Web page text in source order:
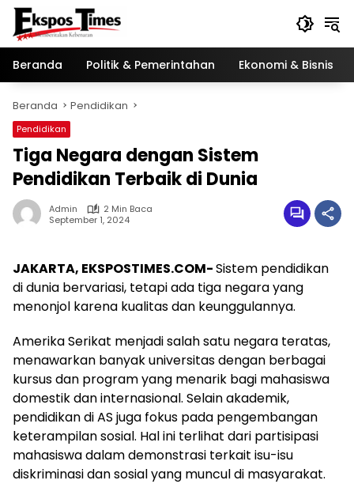
Langsung
konten
Beranda
Politik & Pemerintahan Ekonomi & Bisnis
Beranda Pendidikan
Pendidikan
Tiga Negara dengan Sistem
Pendidikan Terbaik di Dunia
Admin
2 Min Baca
September 1, 2024
JAKARTA, EKSPOSTIMES.COM-Sistem pendidikan
di dunia bervariasi, tetapi ada tiga negara yang
menonjol karena kualitas dan keunggulannya.
Amerika Serikat menjadi salah satu negara teratas,
menawarkan banyak universitas dengan berbagai
kursus dan program yang menarik bagi mahasiswa
domestik dan internasional. Selain akademik,
pendidikan di AS juga fokus pada pengembangan
keterampilan sosial. Hal ini terlihat dari partisipasi
mahasiswa dalam demonstrasi terkait isu-isu
diskriminasi dan sosial yang muncul di masyarakat.